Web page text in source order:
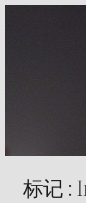
与HK Baz一起
标记 :